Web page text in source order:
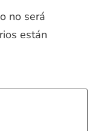
no será
están